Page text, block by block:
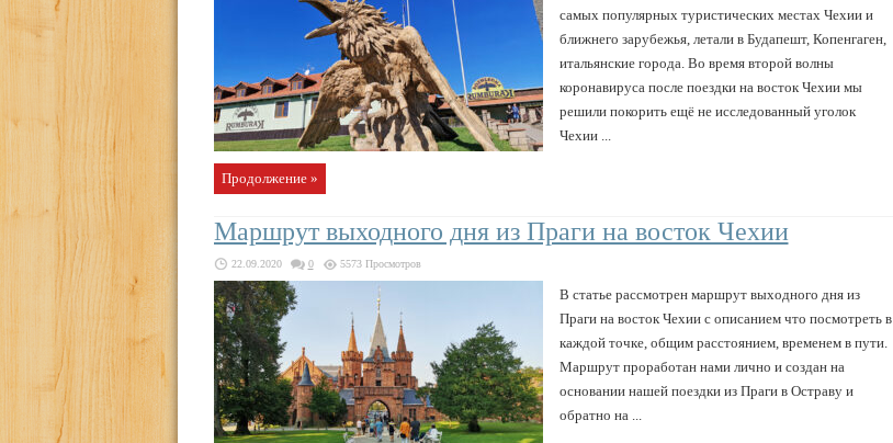
самых популярных туристических местах Чехии и
ближнего зарубежья, летали в Будапешт, Копенгаген,
итальянские города. Во время второй волны
коронавируса после поездки на восток Чехии мы
решили покорить ещё не исследованный уголок
Чехии ...
Продолжение »
Маршрут выходного дня из Праги на восток Чехии
22.09.2020 0 5573 Просмотров
В статье рассмотрен маршрут выходного дня из
Праги на восток Чехии с описанием что посмотреть в
каждой точке, общим расстоянием, временем в пути.
Маршрут проработан нами лично и создан на
основании нашей поездки из Праги в Остраву и
обратно на ...